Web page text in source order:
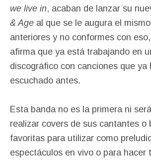
we live in, acaban de lanzar su
& Age al que se le augura el
anteriores y no conformes con
afirma que ya está trabajando en
discográfico con canciones que ya
escuchado antes.
Esta banda no es la primera ni
realizar covers de sus cantantes o
favoritas para utilizar como
espectáculos en vivo o para hacer